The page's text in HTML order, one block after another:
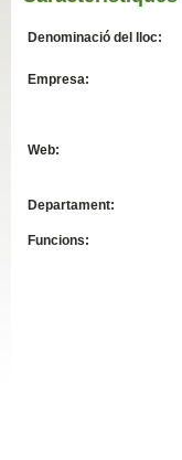
Denominació del lloc:
Empresa:
Web:
Departament:
Funcions: